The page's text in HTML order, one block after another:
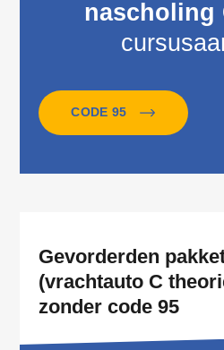
nascholing
CODE 95
Gevorderden
(vrachtauto C
zonder code 95